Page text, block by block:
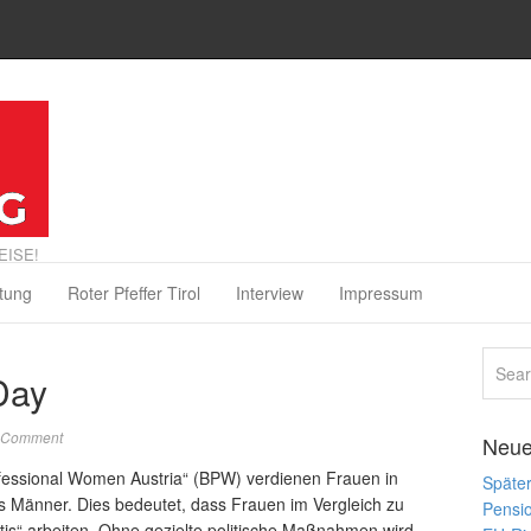
Roter Pfeffer Tirol Interview Impressum
Women Austria“ (BPW) verdienen Frauen in
Dies bedeutet, dass Frauen im Vergleich zu